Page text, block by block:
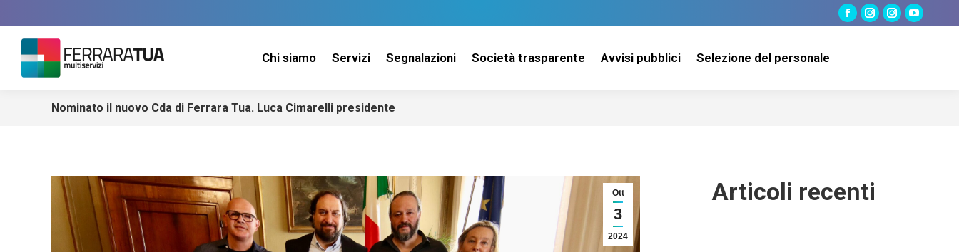
Facebook
Instagram
Instagram
YouTube
Chi siamo Servizi Segnalazioni Società trasparente Avvisi pubblici Selezione del personale
Nominato il nuovo Cda di Ferrara Tua. Luca Cimarelli presidente
Ott
3
2024
Articoli recenti